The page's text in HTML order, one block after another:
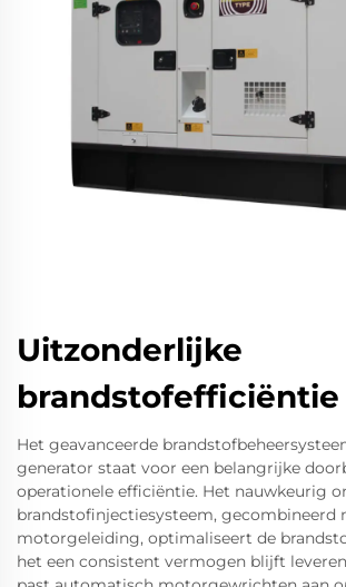
Uitzonderlijke
brandstofefficiëntie
Het geavanceerde
generator staat voor een belangrijke
operationele efficiëntie. Het nauwkeurig
brandstofinjectiesysteem,
motorgeleiding, optimaliseert de
het een consistent vermogen blijft